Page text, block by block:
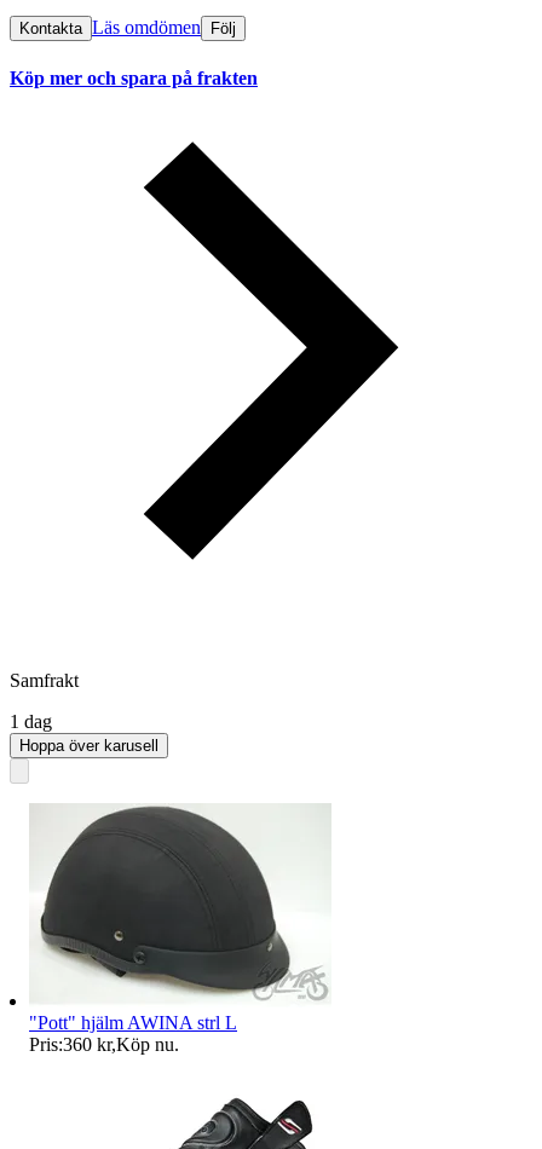
Kontakta Läs omdömen Följ
Köp mer och spara på frakten
Samfrakt
1 dag
Hoppa över karusell
"Pott" hjälm AWINA strl L
Pris:360 kr,Köp nu.